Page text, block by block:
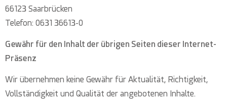
66123 Saarbrücken
Telefon: 0631 36613-0
Gewähr für den Inhalt der übrigen Seiten dieser Internet-
Präsenz
Wir übernehmen keine Gewähr für Aktualität, Richtigkeit,
Vollständigkeit und Qualität der angebotenen Inhalte.